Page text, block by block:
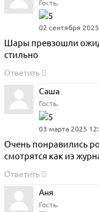
Гость.
02 сентября
Шары превзошли
стильно
Ответить
Саша
Гость.
03 марта 2025
Очень понравились
смотрятся как из
Ответить
Аня
Гость.